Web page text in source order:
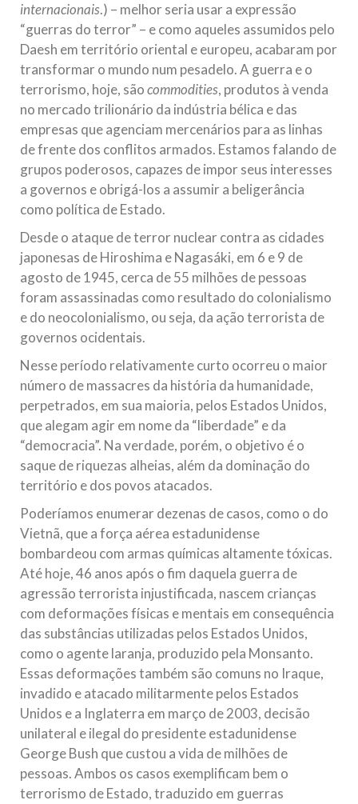
internacionais.) – melhor seria usar a expressão
“guerras do terror” – e como aqueles assumidos pelo
Daesh em território oriental e europeu, acabaram por
transformar o mundo num pesadelo. A guerra e o
terrorismo, hoje, sãocommodities, produtos à venda
no mercado trilionário da indústria bélica e das
empresas que agenciam mercenários para as linhas
de frente dos conflitos armados. Estamos falando de
grupos poderosos, capazes de impor seus interesses
a governos e obrigá-los a assumir a beligerância
como política de Estado.
Desde o ataque de terror nuclear contra as cidades
japonesas de Hiroshima e Nagasáki, em 6 e 9 de
agosto de 1945, cerca de 55 milhões de pessoas
foram assassinadas como resultado do colonialismo
e do neocolonialismo, ou seja, da ação terrorista de
governos ocidentais.
Nesse período relativamente curto ocorreu o maior
número de massacres da história da humanidade,
perpetrados, em sua maioria, pelos Estados Unidos,
que alegam agir em nome da “liberdade” e da
“democracia”. Na verdade, porém, o objetivo é o
saque de riquezas alheias, além da dominação do
território e dos povos atacados.
Poderíamos enumerar dezenas de casos, como o do
Vietnã, que a força aérea estadunidense
bombardeou com armas químicas altamente tóxicas.
Até hoje, 46 anos após o fim daquela guerra de
agressão terrorista injustificada, nascem crianças
com deformações físicas e mentais em consequência
das substâncias utilizadas pelos Estados Unidos,
como o agente laranja, produzido pela Monsanto.
Essas deformações também são comuns no Iraque,
invadido e atacado militarmente pelos Estados
Unidos e a Inglaterra em março de 2003, decisão
unilateral e ilegal do presidente estadunidense
George Bush que custou a vida de milhões de
pessoas. Ambos os casos exemplificam bem o
terrorismo de Estado, traduzido em guerras